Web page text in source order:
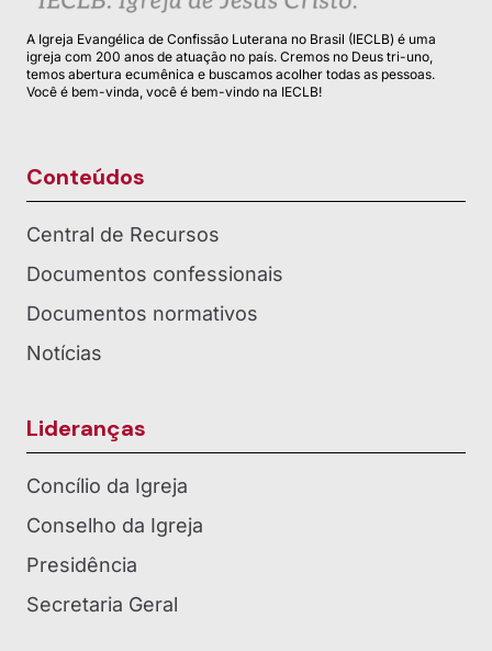
A Igreja Evangélica de Confissão Luterana no Brasil (IECLB) é uma
igreja com 200 anos de atuação no país. Cremos no Deus tri-uno,
temos abertura ecumênica e buscamos acolher todas as pessoas.
Você é bem-vinda, você é bem-vindo na IECLB!
Conteúdos
Central de Recursos
Documentos confessionais
Documentos normativos
Notícias
Lideranças
Concílio da Igreja
Conselho da Igreja
Presidência
Secretaria Geral